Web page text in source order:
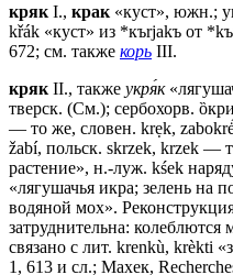
кряк I., крак «куст», южн.;
křák «куст» из *къrjаkъ от
672; см. также корь III.
кряк II., также укря́к
тверск. (См.); сербохорв.
— то же, словен. krẹk,
žabí, польск. skrzek, krzek —
растение», н.-луж. kśek
«лягушачья икра; зелень на
водяной мох».
затруднительна:
связано с лит. krenkù, krèkti
1, 613 и сл.; Махек,